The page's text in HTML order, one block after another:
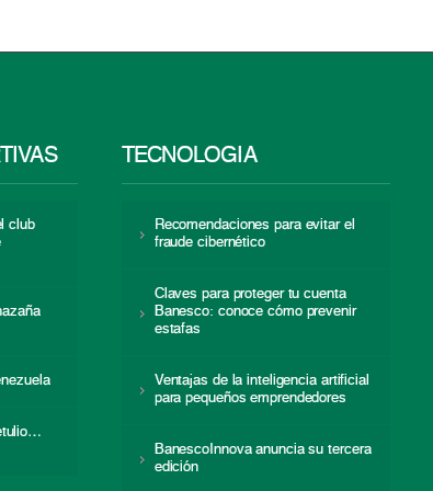
club
TECNOLOGÍA
Recomendaciones para evitar el
fraude cibernético
Claves para proteger tu cuenta
Banesco: conoce cómo prevenir
estafas
Ventajas de la inteligencia artificial
para pequeños emprendedores
BanescoInnova anuncia su tercera
edición